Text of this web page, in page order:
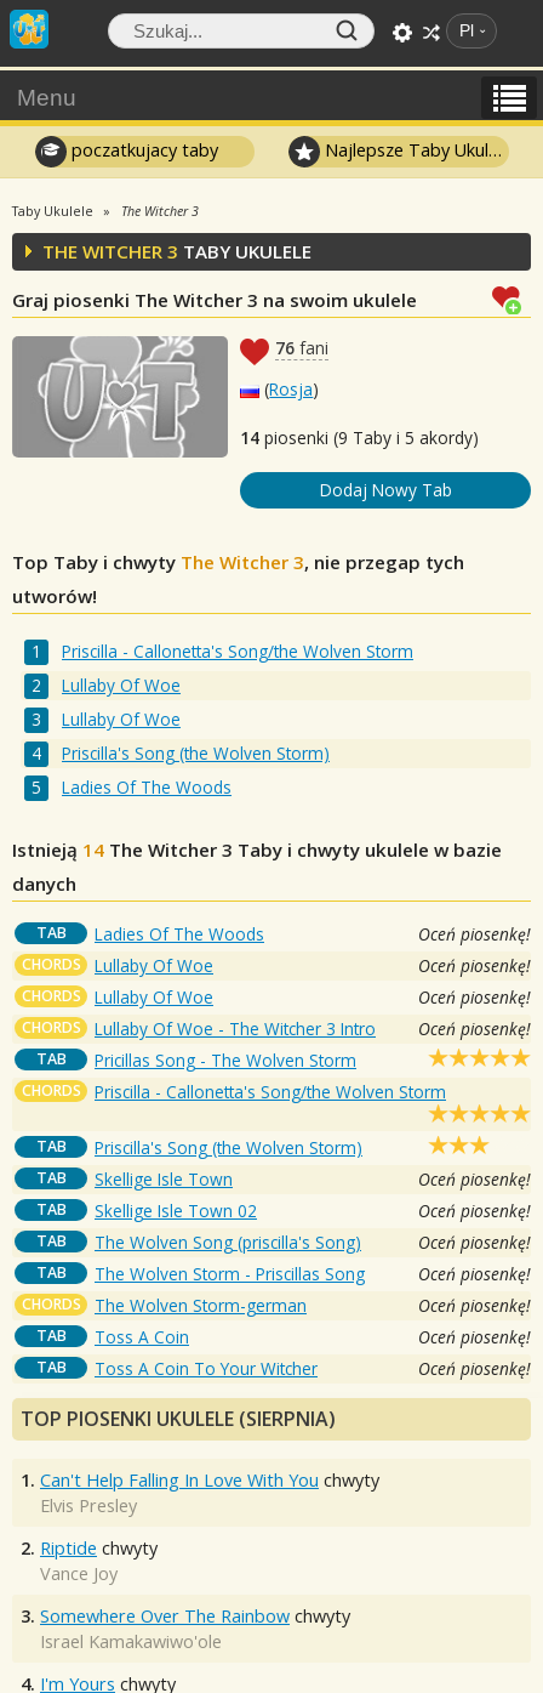
Pl
Menu
poczatkujacy taby Najlepsze Taby Ukulele
Taby Ukulele The Witcher 3
THE WITCHER 3 TABY UKULELE
Graj piosenki The Witcher 3 na swoim ukulele
76 fani
(Rosja)
14 piosenki (9 Taby i 5 akordy)
Dodaj Nowy Tab
Top Taby i chwyty The Witcher 3, nie przegap tych
utworów!
Priscilla - Callonetta's Song/the Wolven Storm
Lullaby Of Woe
Lullaby Of Woe
Priscilla's Song (the Wolven Storm)
Ladies Of The Woods
Istnieją 14 The Witcher 3 Taby i chwyty ukulele w bazie
danych
TAB Ladies Of The Woods Oceń piosenkę!
CHORDS Lullaby Of Woe Oceń piosenkę!
CHORDS Lullaby Of Woe Oceń piosenkę!
CHORDS Lullaby Of Woe - The Witcher 3 Intro Oceń piosenkę!
TAB Pricillas Song - The Wolven Storm
CHORDS Priscilla - Callonetta's Song/the Wolven Storm
TAB Priscilla's Song (the Wolven Storm)
TAB Skellige Isle Town Oceń piosenkę!
TAB Skellige Isle Town 02 Oceń piosenkę!
TAB The Wolven Song (priscilla's Song) Oceń piosenkę!
TAB The Wolven Storm - Priscillas Song Oceń piosenkę!
CHORDS The Wolven Storm-german Oceń piosenkę!
TAB Toss A Coin Oceń piosenkę!
TAB Toss A Coin To Your Witcher Oceń piosenkę!
TOP PIOSENKI UKULELE (SIERPNIA)
1. Can't Help Falling In Love With You chwyty
Elvis Presley
2. Riptide chwyty
Vance Joy
3. Somewhere Over The Rainbow chwyty
Israel Kamakawiwo'ole
4. I'm Yours chwyty